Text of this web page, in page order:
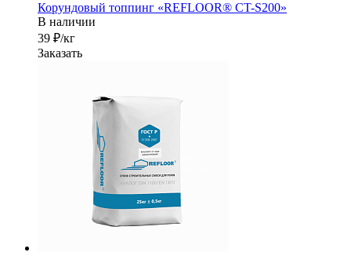
Корундовый топпинг «REFLOOR® CT-S200»
В наличии
39 ₽/кг
Заказать